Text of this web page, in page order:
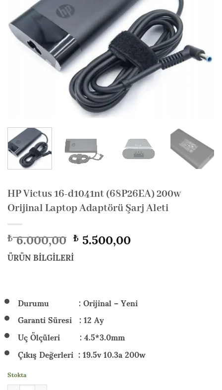
HP Victus 16-d1041nt (68P26EA) 200w
Orijinal Laptop Adaptörü Şarj Aleti
₺6.000,00 Orijinal
fiyat:
₺ 6.000,00.
₺5.500,00Şuandaki
ÜRÜN BİLGİLERİ
Durumu : Orijinal – Yeni
Garanti Süresi : 12 Ay
Uç Ölçüleri : 4.5*3.0mm
Çıkış Değerleri : 19.5v 10.3a 200w
Stokta